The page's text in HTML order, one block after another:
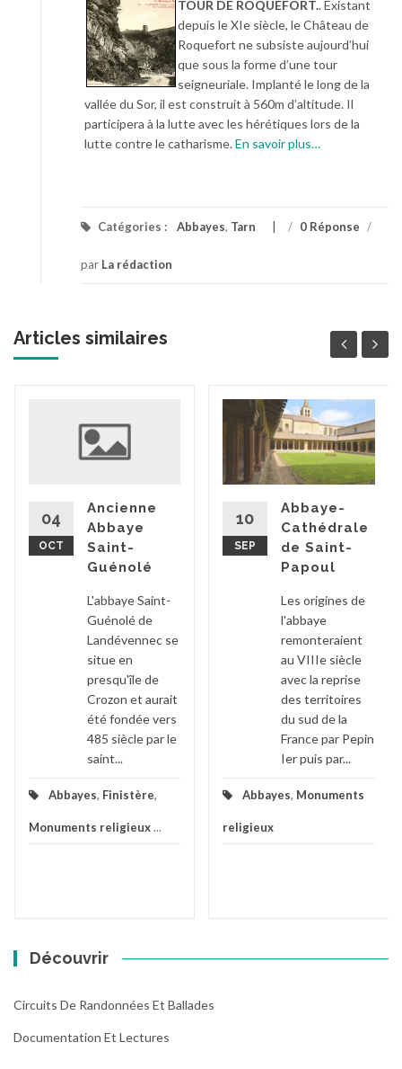
TOUR DE ROQUEFORT.. Existant
depuis le XIe siècle, le Château de
Roquefort ne subsiste aujourd’hui
que sous la forme d’une tour
seigneuriale. Implanté le long de la
vallée du Sor, il est construit à 560m d’altitude. Il
participera à la lutte avec les hérétiques lors de la
lutte contre le catharisme.En savoir plus…
Catégories : Abbayes, Tarn / 0 Réponse /
par La rédaction
Articles similaires
04
OCT
Ancienne
Abbaye
Saint-
Guénolé
L'abbaye Saint-
Guénolé de
Landévennec se
situe en
presqu'île de
Crozon et aurait
été fondée vers
485 siècle par le
saint...
Abbayes, Finistère,
Monuments religieux ...
10
SEP
Abbaye-
Cathédrale
de Saint-
Papoul
Les origines de
l'abbaye
remonteraient
au VIIIe siècle
avec la reprise
des territoires
du sud de la
France par Pepin
Ier puis par...
Abbayes, Monuments
religieux
Découvrir
Circuits De Randonnées Et Ballades
Documentation Et Lectures